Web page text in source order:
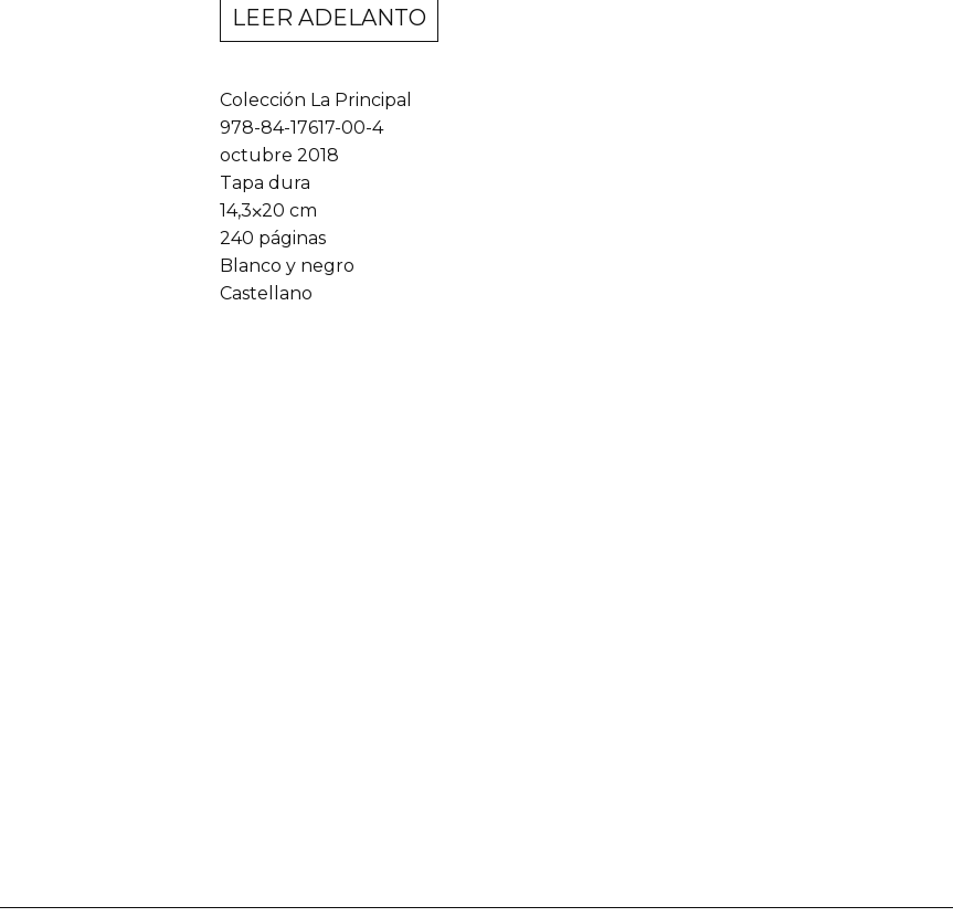
LEER ADELANTO
Colección La Principal
978-84-17617-00-4
octubre 2018
Tapa dura
14,3⨉20 cm
240 páginas
Blanco y negro
Castellano